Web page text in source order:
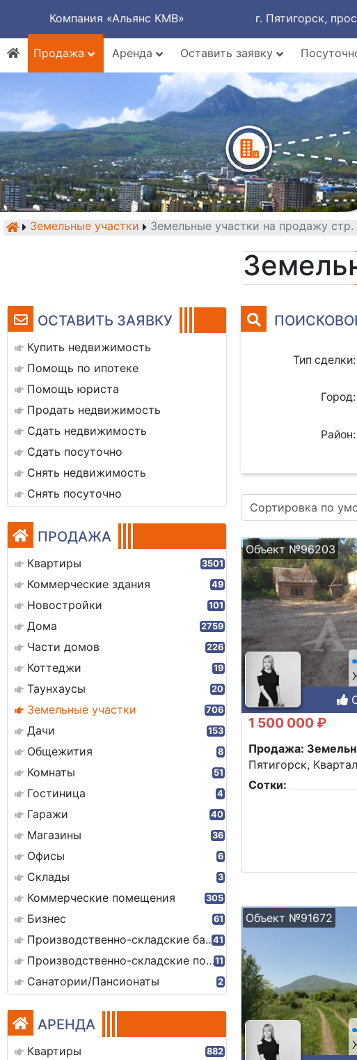
Компания «Альянс КМВ» г. Пятигорск,
Продажа
Аренда Оставить заявку
Земельные участки Земельные участки на продажу
ОСТАВИТЬ ЗАЯВКУ
Купить недвижимость
Помощь по ипотеке
Помощь юриста
Продать недвижимость
Сдать недвижимость
Сдать посуточно
Снять недвижимость
Снять посуточно
ПРОДАЖА
Квартиры 3501
Коммерческие здания 49
Новостройки 101
Дома 2759
Части домов 226
Коттеджи 19
Таунхаусы 20
Земельные участки 706
Дачи 153
Общежития 8
Комнаты 51
Гостиница 4
Гаражи 40
Магазины 36
Офисы 6
Склады 3
Коммерческие помещения 305
Бизнес 61
Производственно-складские базы41
Производственно-складские помещения11
Санатории/Пансионаты 2
АРЕНДА
Квартиры 882
Тип сделки:
Город:
Район:
Сортировка по
Объект №96203
1 500 000 ₽
Продажа:
Пятигорск,
Сотки:
Объект №91672